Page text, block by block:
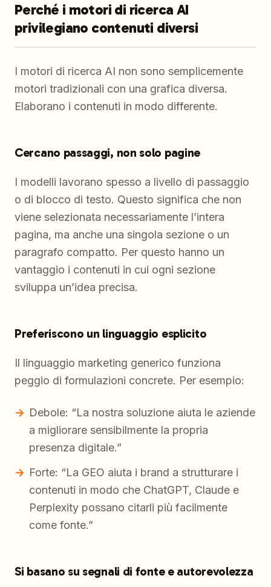
Perché i motori di ricerca AI
privilegiano contenuti diversi
I motori di ricerca AI non sono semplicemente
motori tradizionali con una grafica diversa.
Elaborano i contenuti in modo differente.
Cercano passaggi, non solo pagine
I modelli lavorano spesso a livello di passaggio
o di blocco di testo. Questo significa che non
viene selezionata necessariamente l’intera
pagina, ma anche una singola sezione o un
paragrafo compatto. Per questo hanno un
vantaggio i contenuti in cui ogni sezione
sviluppa un’idea precisa.
Preferiscono un linguaggio esplicito
Il linguaggio marketing generico funziona
peggio di formulazioni concrete. Per esempio:
Debole: “La nostra soluzione aiuta le aziende
a migliorare sensibilmente la propria
presenza digitale.”
Forte: “La GEO aiuta i brand a strutturare i
contenuti in modo che ChatGPT, Claude e
Perplexity possano citarli più facilmente
come fonte.”
Si basano su segnali di fonte e autorevolezza